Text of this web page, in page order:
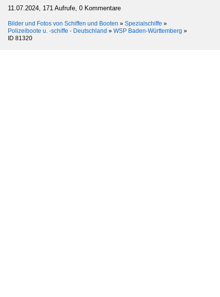
11.07.2024, 171 Aufrufe, 0 Kommentare
Bilder und Fotos von Schiffen und Booten » Spezialschiffe »
Polizeiboote u. -schiffe - Deutschland » WSP Baden-Württemberg »
ID 81320